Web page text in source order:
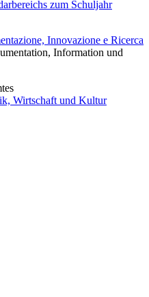
zum Schuljahr
Innovazione e Ricerca
Information und
Wirtschaft und Kultur